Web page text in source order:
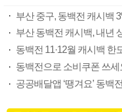
부산 중구, 동백전 캐시백
부산 동백전 캐시백, 내년
동백전 11·12월 캐시백 한
동백전으로 소비쿠폰 쓰
공공배달앱 ‘땡겨요’ 동백